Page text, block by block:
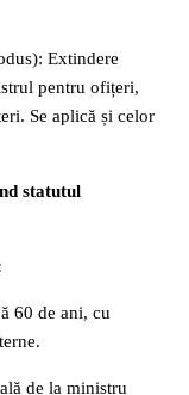
Extindere
pentru ofițeri,
Se aplică și celor
statutul
60 de ani, cu
de la ministru